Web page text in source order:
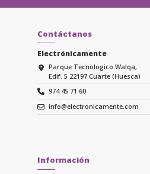
Contáctanos
Electrónicamente
Parque Tecnologico Walqa,
Edif. 5 22197 Cuarte (Huesca)
974 45 71 60
info@electronicamente.com
Información